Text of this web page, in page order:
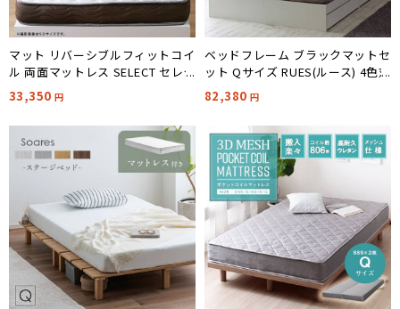
マット リバーシブルフィットコイ
ル 両面マットレス SELECT セレク
ト Q
33,350 円
ベッドフレーム ブラックマットセ
ット Qサイズ RUES(ルース) 4色対
応
82,380 円